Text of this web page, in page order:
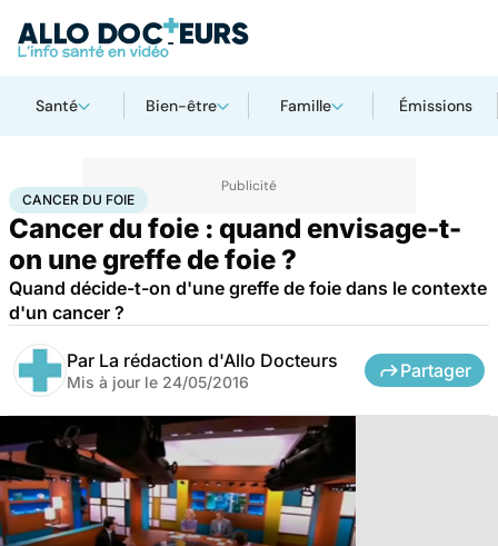
Santé Bien-être Famille Émissions
AccueilSanté Maladies Cancer du foie
CANCER DU FOIE
Cancer du foie : quand envisage-t-
on une greffe de foie ?
Quand décide-t-on d'une greffe de foie dans le contexte
d'un cancer ?
Par La rédaction d'Allo Docteurs
Mis à jour le 24/05/2016
Partager